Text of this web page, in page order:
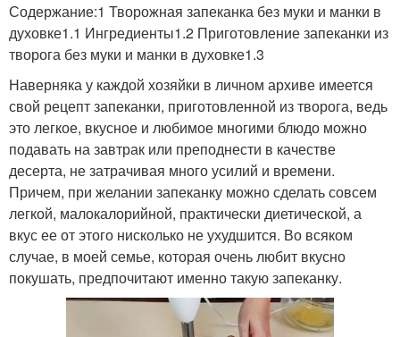
Содержание:1 Творожная запеканка без муки и манки в
духовке1.1 Ингредиенты1.2 Приготовление запеканки из
творога без муки и манки в духовке1.3
Наверняка у каждой хозяйки в личном архиве имеется
свой рецепт запеканки, приготовленной из творога, ведь
это легкое, вкусное и любимое многими блюдо можно
подавать на завтрак или преподнести в качестве
десерта, не затрачивая много усилий и времени.
Причем, при желании запеканку можно сделать совсем
легкой, малокалорийной, практически диетической, а
вкус ее от этого нисколько не ухудшится. Во всяком
случае, в моей семье, которая очень любит вкусно
покушать, предпочитают именно такую запеканку.